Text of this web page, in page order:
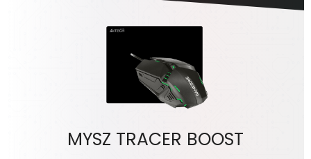
MYSZ TRACER BOOST